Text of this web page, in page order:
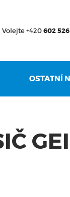
OSTATNÍ
Volejte +420602